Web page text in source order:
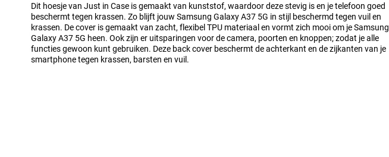
Dit hoesje van Just in Case is gemaakt van kunststof, waardoor deze stevig is en je telefoon goed
beschermt tegen krassen. Zo blijft jouw Samsung Galaxy A37 5G in stijl beschermd tegen vuil en
krassen. De cover is gemaakt van zacht, flexibel TPU materiaal en vormt zich mooi om je Samsung
Galaxy A37 5G heen. Ook zijn er uitsparingen voor de camera, poorten en knoppen; zodat je alle
functies gewoon kunt gebruiken. Deze back cover beschermt de achterkant en de zijkanten van je
smartphone tegen krassen, barsten en vuil.